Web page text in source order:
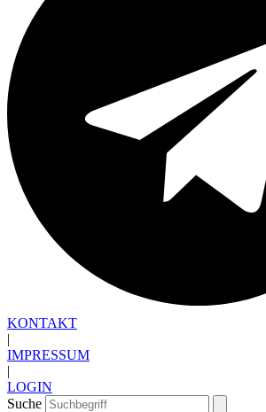
KONTAKT
|
IMPRESSUM
|
LOGIN
Suche